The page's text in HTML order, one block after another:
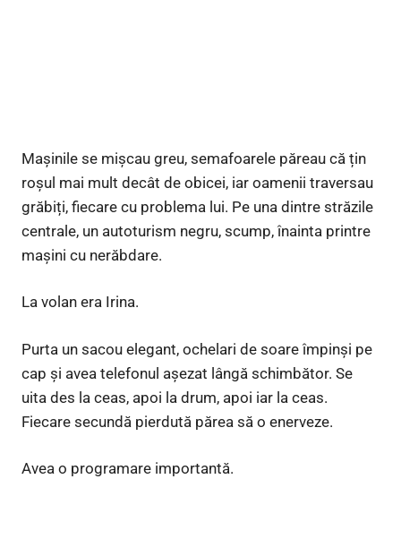
Mașinile se mișcau greu, semafoarele păreau că țin
roșul mai mult decât de obicei, iar oamenii traversau
grăbiți, fiecare cu problema lui. Pe una dintre străzile
centrale, un autoturism negru, scump, înainta printre
mașini cu nerăbdare.
La volan era Irina.
Purta un sacou elegant, ochelari de soare împinși pe
cap și avea telefonul așezat lângă schimbător. Se
uita des la ceas, apoi la drum, apoi iar la ceas.
Fiecare secundă pierdută părea să o enerveze.
Avea o programare importantă.